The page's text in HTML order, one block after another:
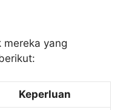
mereka yang
Keperluan